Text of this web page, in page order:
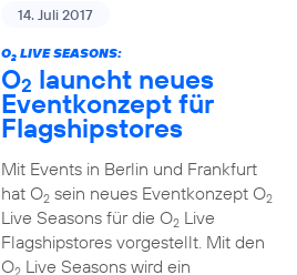
14. Juli 2017
O2LIVE SEASONS:
O2 launcht neues
Eventkonzept für
Flagshipstores
Mit Events in Berlin und Frankfurt
hat O2sein neues Eventkonzept O2
Live Seasons für die O2Live
Flagshipstores vorgestellt. Mit den
O2Live Seasons wird ein